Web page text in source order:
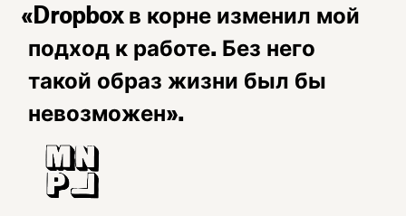
«Dropbox в корне изменил мой
подход к работе. Без него
такой образ жизни был бы
невозможен».